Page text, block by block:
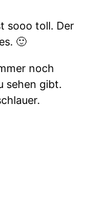
sooo toll. Der
🙂
noch
sehen gibt.